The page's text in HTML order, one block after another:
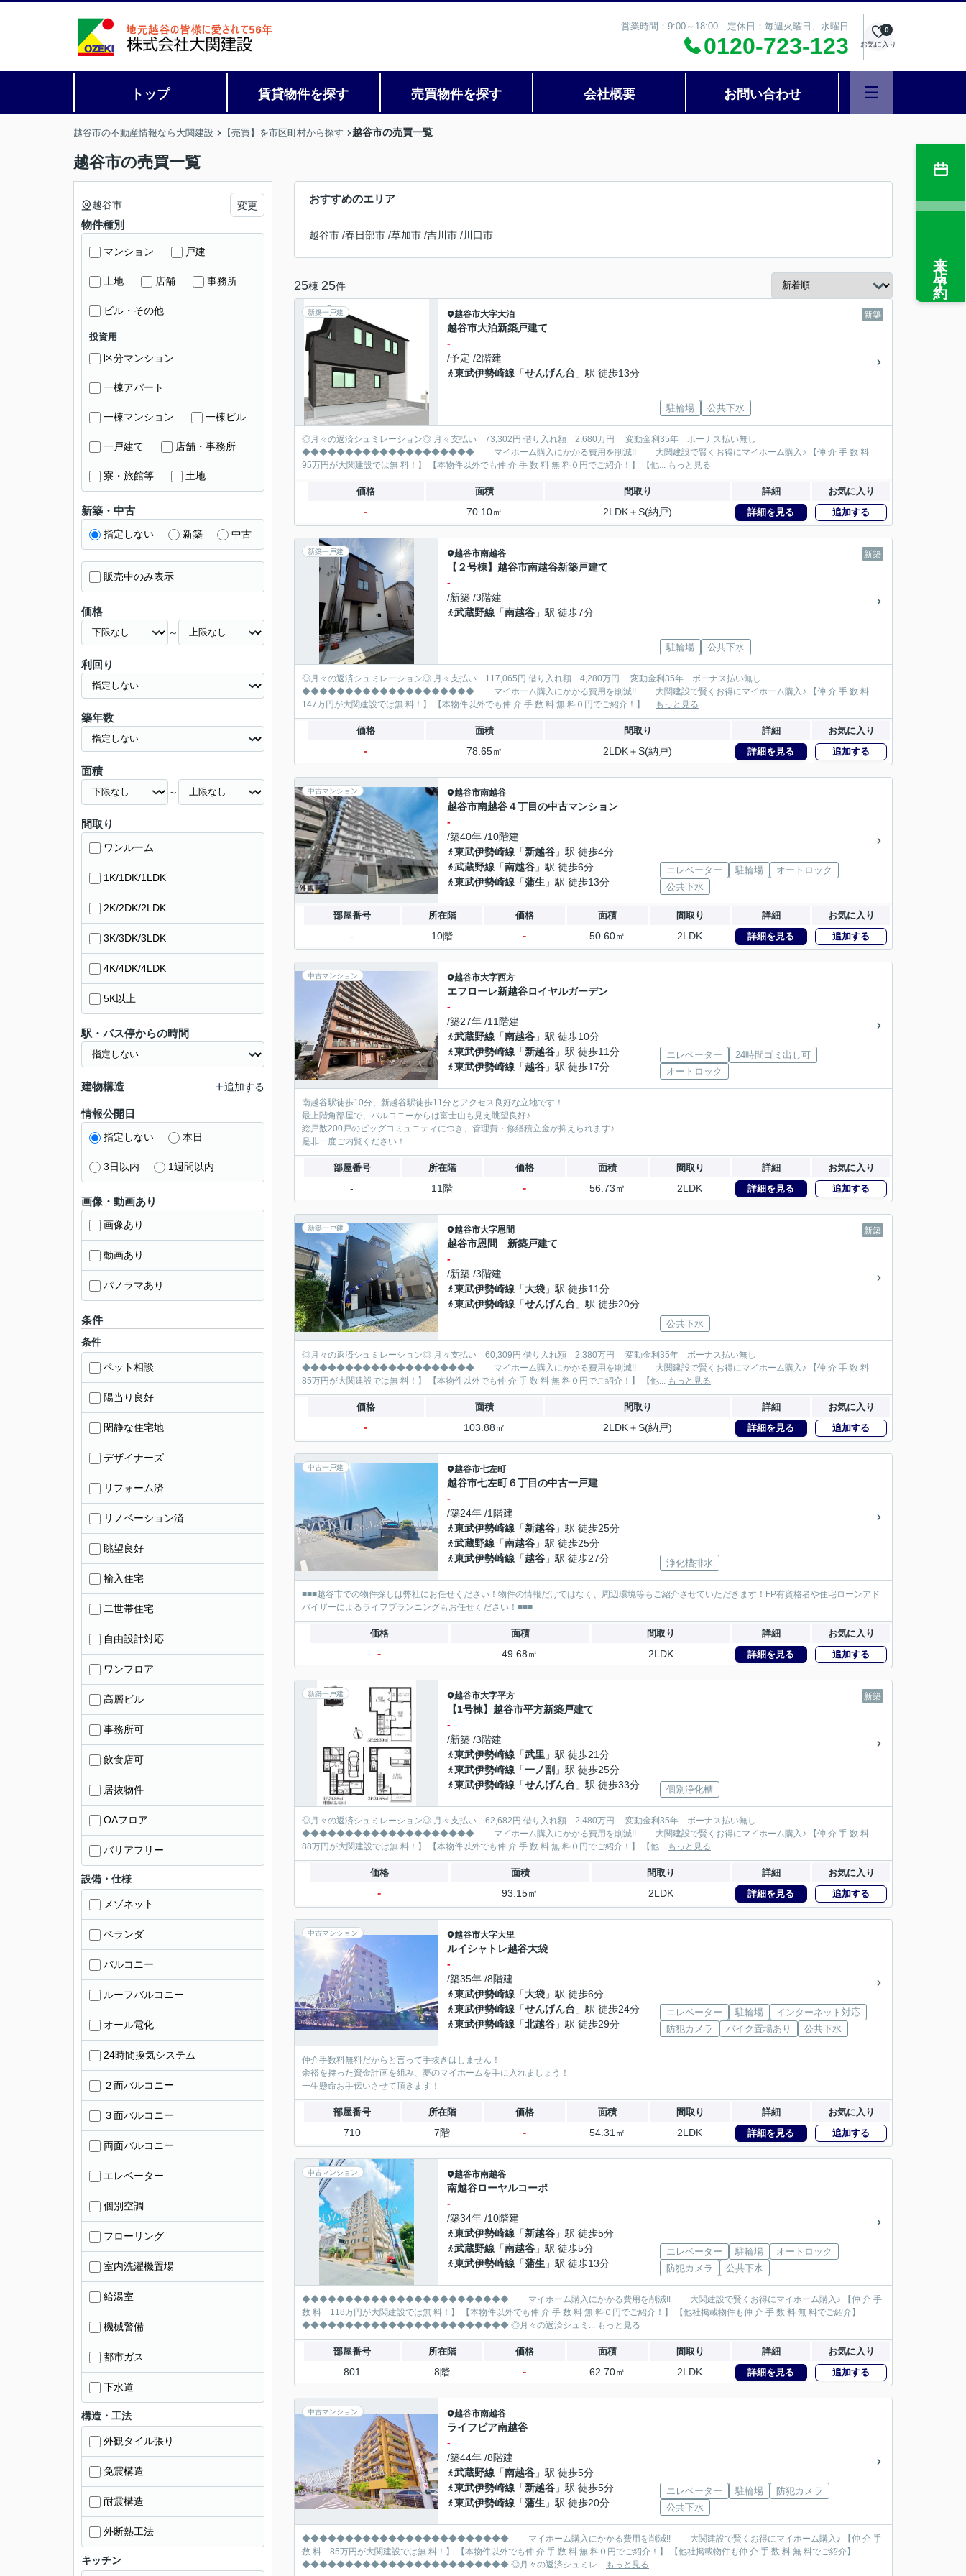
営業時間：9:00～18:00 定休日：毎週火曜日、水曜日
0120-723-123 お気に入り
0
トップ 賃貸物件を探す 売買物件を探す 会社概要 お問い合わせ
越谷市の不動産情報なら大関建設 【売買】を市区町村から探す 越谷市の売買一覧
越谷市の売買一覧
おすすめのエリア
越谷市 /春日部市 /草加市 /吉川市 /川口市
25棟 25件
新築一戸建 新築
越谷市大字大泊
越谷市大泊新築戸建て
-
/予定 /2階建
東武伊勢崎線 「せんげん台 」駅 徒歩13分
駐輪場 公共下水
◎月々の返済シュミレーション◎ 月々支払い 73,302円 借り入れ額 2,680万円 変動金利35年 ボーナス払い無し
◆◆◆◆◆◆◆◆◆◆◆◆◆◆◆◆◆◆◆◆ マイホーム購入にかかる費用を削減!! 大関建設で賢くお得にマイホーム購入♪ 【仲 介 手 数 料
95万円が大関建設では無 料！】 【本物件以外でも仲 介 手 数 料 無 料０円でご紹介！】 【他... もっと見る
価格 面積 間取り 詳細 お気に入り
- 70.10㎡ 2LDK＋S(納戸) 詳細を見る 追加する
新築一戸建 新築
越谷市南越谷
【２号棟】越谷市南越谷新築戸建て
-
/新築 /3階建
武蔵野線 「南越谷 」駅 徒歩7分
駐輪場 公共下水
◎月々の返済シュミレーション◎ 月々支払い 117,065円 借り入れ額 4,280万円 変動金利35年 ボーナス払い無し
◆◆◆◆◆◆◆◆◆◆◆◆◆◆◆◆◆◆◆◆ マイホーム購入にかかる費用を削減!! 大関建設で賢くお得にマイホーム購入♪ 【仲 介 手 数 料
147万円が大関建設では無 料！】 【本物件以外でも仲 介 手 数 料 無 料０円でご紹介！】 ... もっと見る
価格 面積 間取り 詳細 お気に入り
- 78.65㎡ 2LDK＋S(納戸) 詳細を見る 追加する
中古マンション 越谷市南越谷
越谷市南越谷４丁目の中古マンション
-
/築40年 /10階建
東武伊勢崎線 「新越谷 」駅 徒歩4分
武蔵野線 「南越谷 」駅 徒歩6分
東武伊勢崎線 「蒲生 」駅 徒歩13分
エレベーター 駐輪場
オートロック
公共下水
部屋番号 所在階 価格 面積 間取り 詳細 お気に入り
- 10階 - 50.60㎡ 2LDK 詳細を見る 追加する
中古マンション 越谷市大字西方
エフローレ新越谷ロイヤルガーデン
-
/築27年 /11階建
武蔵野線 「南越谷 」駅 徒歩10分
東武伊勢崎線 「新越谷 」駅 徒歩11分
東武伊勢崎線 「越谷 」駅 徒歩17分
エレベーター
24時間ゴミ出し可
オートロック
南越谷駅徒歩10分、新越谷駅徒歩11分とアクセス良好な立地です！
最上階角部屋で、バルコニーからは富士山も見え眺望良好♪
総戸数200戸のビッグコミュニティにつき、管理費・修繕積立金が抑えられます♪
是非一度ご内覧ください！
部屋番号 所在階 価格 面積 間取り 詳細 お気に入り
- 11階 - 56.73㎡ 2LDK 詳細を見る 追加する
新築一戸建 新築
越谷市大字恩間
越谷市恩間 新築戸建て
-
/新築 /3階建
東武伊勢崎線 「大袋 」駅 徒歩11分
東武伊勢崎線 「せんげん台 」駅 徒歩20分
公共下水
◎月々の返済シュミレーション◎ 月々支払い 60,309円 借り入れ額 2,380万円 変動金利35年 ボーナス払い無し
◆◆◆◆◆◆◆◆◆◆◆◆◆◆◆◆◆◆◆◆ マイホーム購入にかかる費用を削減!! 大関建設で賢くお得にマイホーム購入♪ 【仲 介 手 数 料
85万円が大関建設では無 料！】 【本物件以外でも仲 介 手 数 料 無 料０円でご紹介！】 【他... もっと見る
価格 面積 間取り 詳細 お気に入り
- 103.88㎡ 2LDK＋S(納戸) 詳細を見る 追加する
中古一戸建 越谷市七左町
越谷市七左町６丁目の中古一戸建
-
/築24年 /1階建
東武伊勢崎線 「新越谷 」駅 徒歩25分
武蔵野線 「南越谷 」駅 徒歩25分
東武伊勢崎線 「越谷 」駅 徒歩27分 浄化槽排水
■■■越谷市での物件探しは弊社にお任せください！物件の情報だけではなく、周辺環境等もご紹介させていただきます！FP有資格者や住宅ローンアド
バイザーによるライフプランニングもお任せください！■■■
価格 面積 間取り 詳細 お気に入り
- 49.68㎡ 2LDK 詳細を見る 追加する
新築一戸建 新築
越谷市大字平方
【1号棟】越谷市平方新築戸建て
-
/新築 /3階建
東武伊勢崎線 「武里 」駅 徒歩21分
東武伊勢崎線 「一ノ割 」駅 徒歩25分
東武伊勢崎線 「せんげん台 」駅 徒歩33分 個別浄化槽
◎月々の返済シュミレーション◎ 月々支払い 62,682円 借り入れ額 2,480万円 変動金利35年 ボーナス払い無し
◆◆◆◆◆◆◆◆◆◆◆◆◆◆◆◆◆◆◆◆ マイホーム購入にかかる費用を削減!! 大関建設で賢くお得にマイホーム購入♪ 【仲 介 手 数 料
88万円が大関建設では無 料！】 【本物件以外でも仲 介 手 数 料 無 料０円でご紹介！】 【他... もっと見る
価格 面積 間取り 詳細 お気に入り
- 93.15㎡ 2LDK 詳細を見る 追加する
中古マンション 越谷市大字大里
ルイシャトレ越谷大袋
-
/築35年 /8階建
東武伊勢崎線 「大袋 」駅 徒歩6分
東武伊勢崎線 「せんげん台 」駅 徒歩24分
東武伊勢崎線 「北越谷 」駅 徒歩29分
エレベーター 駐輪場
インターネット対応
防犯カメラ
バイク置場あり 公共下水
仲介手数料無料だからと言って手抜きはしません！
余裕を持った資金計画を組み、夢のマイホームを手に入れましょう！
一生懸命お手伝いさせて頂きます！
部屋番号 所在階 価格 面積 間取り 詳細 お気に入り
710 7階 - 54.31㎡ 2LDK 詳細を見る 追加する
中古マンション 越谷市南越谷
南越谷ローヤルコーポ
-
/築34年 /10階建
東武伊勢崎線 「新越谷 」駅 徒歩5分
武蔵野線 「南越谷 」駅 徒歩5分
東武伊勢崎線 「蒲生 」駅 徒歩13分
エレベーター 駐輪場
オートロック
防犯カメラ
公共下水
◆◆◆◆◆◆◆◆◆◆◆◆◆◆◆◆◆◆◆◆◆◆◆◆ マイホーム購入にかかる費用を削減!! 大関建設で賢くお得にマイホーム購入♪ 【仲 介 手
数 料 118万円が大関建設では無 料！】 【本物件以外でも仲 介 手 数 料 無 料０円でご紹介！】 【他社掲載物件も仲 介 手 数 料 無 料でご紹介】
◆◆◆◆◆◆◆◆◆◆◆◆◆◆◆◆◆◆◆◆◆◆◆◆ ◎月々の返済シュミ... もっと見る
部屋番号 所在階 価格 面積 間取り 詳細 お気に入り
801 8階 - 62.70㎡ 2LDK 詳細を見る 追加する
中古マンション 越谷市南越谷
ライフピア南越谷
-
/築44年 /8階建
武蔵野線 「南越谷 」駅 徒歩5分
東武伊勢崎線 「新越谷 」駅 徒歩5分
東武伊勢崎線 「蒲生 」駅 徒歩20分
エレベーター 駐輪場
防犯カメラ
公共下水
◆◆◆◆◆◆◆◆◆◆◆◆◆◆◆◆◆◆◆◆◆◆◆◆ マイホーム購入にかかる費用を削減!! 大関建設で賢くお得にマイホーム購入♪ 【仲 介 手
数 料 85万円が大関建設では無 料！】 【本物件以外でも仲 介 手 数 料 無 料０円でご紹介！】 【他社掲載物件も仲 介 手 数 料 無 料でご紹介】
◆◆◆◆◆◆◆◆◆◆◆◆◆◆◆◆◆◆◆◆◆◆◆◆ ◎月々の返済シュミレ... もっと見る
越谷市 変更
物件種別
マンション 戸建
土地 店舗 事務所
ビル・その他
投資用
区分マンション
一棟アパート
一棟マンション 一棟ビル
一戸建て 店舗・事務所
寮・旅館等 土地
新築・中古
指定しない 新築 中古
販売中のみ表示
価格
～
利回り
築年数
面積
～
間取り
ワンルーム
1K/1DK/1LDK
2K/2DK/2LDK
3K/3DK/3LDK
4K/4DK/4LDK
5K以上
駅・バス停からの時間
建物構造 追加する
情報公開日
指定しない 本日
3日以内 1週間以内
画像・動画あり
画像あり
動画あり
パノラマあり
条件
条件
ペット相談
陽当り良好
閑静な住宅地
デザイナーズ
リフォーム済
リノベーション済
眺望良好
輸入住宅
二世帯住宅
自由設計対応
ワンフロア
高層ビル
事務所可
飲食店可
居抜物件
OAフロア
バリアフリー
設備・仕様
メゾネット
ベランダ
バルコニー
ルーフバルコニー
オール電化
24時間換気システム
２面バルコニー
３面バルコニー
両面バルコニー
エレベーター
個別空調
フローリング
室内洗濯機置場
給湯室
機械警備
都市ガス
下水道
構造・工法
外観タイル張り
免震構造
耐震構造
外断熱工法
キッチン
来店予約